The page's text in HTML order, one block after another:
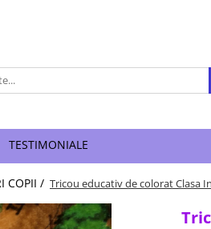
TESTIMONIALE
COPII / Tricou educativ de colorat Clasa